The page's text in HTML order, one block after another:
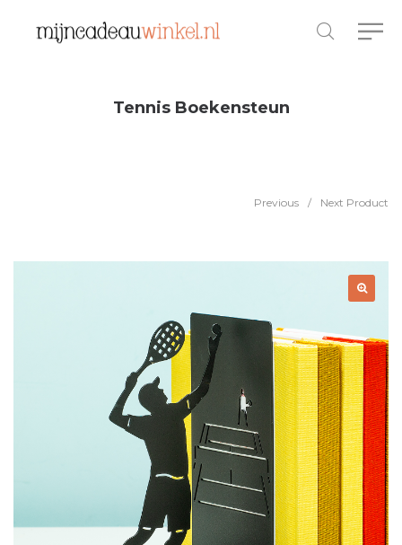
Tennis Boekensteun
Previous / Next Product